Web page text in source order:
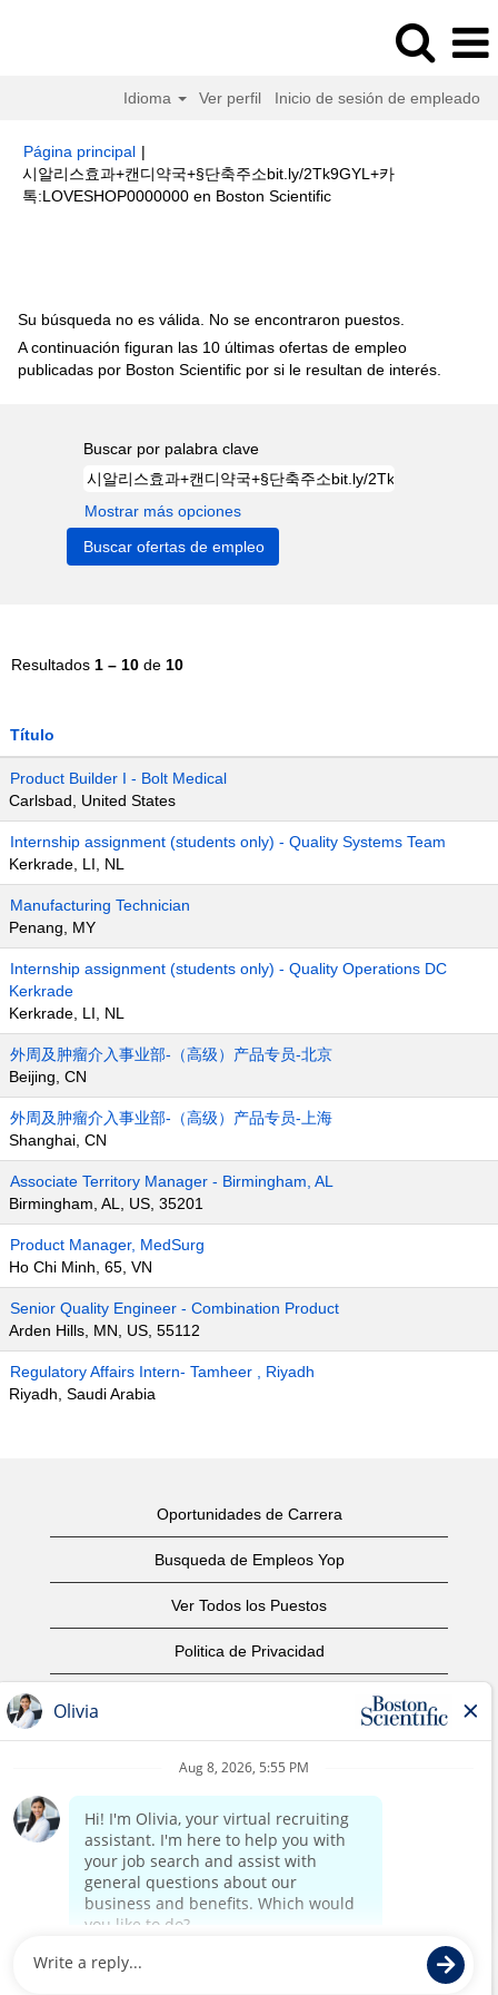
Idioma Ver perfil Inicio de sesión de empleado
Página principal |
시알리스효과+캔디약국+§단축주소bit.ly/2Tk9GYL+카
톡:LOVESHOP0000000 en Boston Scientific(página
Su búsqueda no es válida. No se encontraron puestos.
A continuación figuran las 10 últimas ofertas de empleo
publicadas por Boston Scientific por si le resultan de interés.
Buscar por palabra clave
Mostrar más opciones
Resultados 1 – 10 de 10
Título
Product Builder I - Bolt Medical
Carlsbad, United States
Internship assignment (students only) - Quality Systems Team
Kerkrade, LI, NL
Manufacturing Technician
Penang, MY
Internship assignment (students only) - Quality Operations DC
Kerkrade
Kerkrade, LI, NL
外周及肿瘤介入事业部-（高级）产品专员-北京
Beijing, CN
外周及肿瘤介入事业部-（高级）产品专员-上海
Shanghai, CN
Associate Territory Manager - Birmingham, AL
Birmingham, AL, US, 35201
Product Manager, MedSurg
Ho Chi Minh, 65, VN
Senior Quality Engineer - Combination Product
Arden Hills, MN, US, 55112
Regulatory Affairs Intern- Tamheer , Riyadh
Riyadh, Saudi Arabia
Oportunidades de Carrera
Busqueda de Empleos Yop
Ver Todos los Puestos
Politica de Privacidad
Aviso de Derechos de Autor
Oficinas Centrales